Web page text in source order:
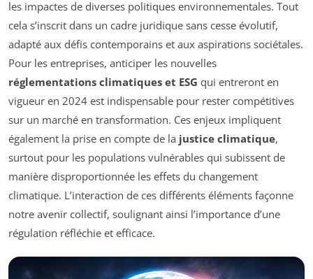
les impactes de diverses politiques environnementales. Tout
cela s’inscrit dans un cadre juridique sans cesse évolutif,
adapté aux défis contemporains et aux aspirations sociétales.
Pour les entreprises, anticiper les nouvelles
réglementations climatiques et ESG qui entreront en
vigueur en 2024 est indispensable pour rester compétitives
sur un marché en transformation. Ces enjeux impliquent
également la prise en compte de la justice climatique,
surtout pour les populations vulnérables qui subissent de
manière disproportionnée les effets du changement
climatique. L’interaction de ces différents éléments façonne
notre avenir collectif, soulignant ainsi l’importance d’une
régulation réfléchie et efficace.